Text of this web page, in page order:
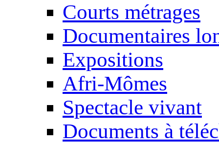
Courts métrages
Documentaires
Expositions
Afri-Mômes
Spectacle vivant
Documents à